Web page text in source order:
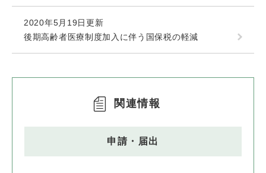
2020年5月19日更新
後期高齢者医療制度加入に伴う国保税の軽減
関連情報
申請・届出